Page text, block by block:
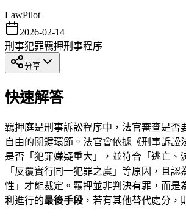
LawPilot
2026-02-14
刑事犯罪羈押刑事程序
分享
快速解答
羈押庭是刑事訴訟程序中，法官審查是否
自由的關鍵環節。法官會依據《刑事訴訟
是否「犯罪嫌疑重大」，並符合「逃亡、
「反覆實行同一犯罪之虞」等原因，且認
性」才能裁定。羈押並非判決有罪，而是
利進行的最後手段 ，若有其他替代處分，